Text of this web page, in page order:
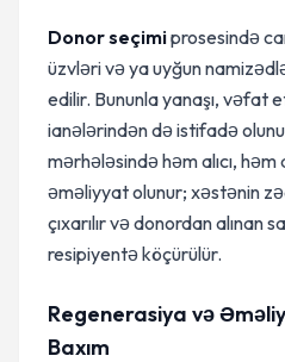
Donor seçimiprosesində
üzvləri və ya uyğun
edilir. Bununla yanaşı, vəfat
ianələrindən də istifadə
mərhələsində həm alıcı,
əməliyyat olunur; xəstənin
çıxarılır və donordan alınan
resipiyentə köçürülür.
Regenerasiya və
Baxım